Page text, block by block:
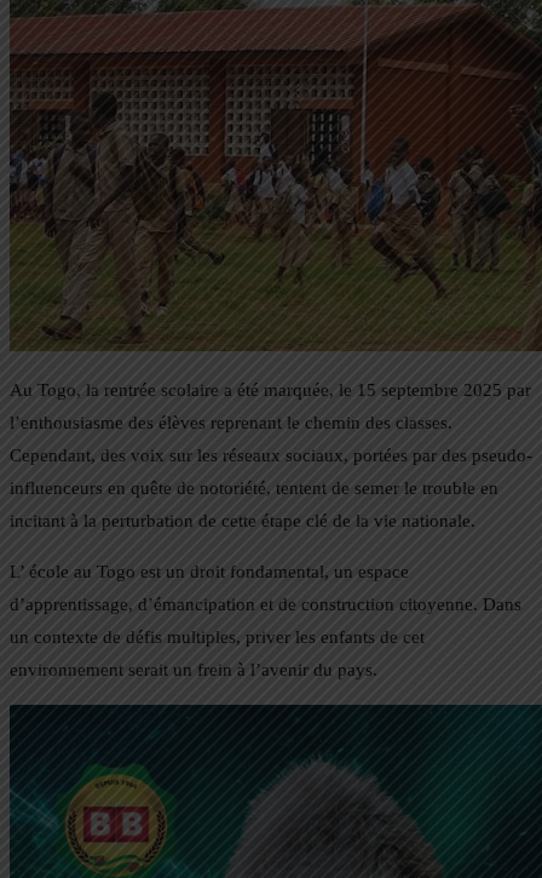
Au Togo, la rentrée scolaire a été marquée, le 15 septembre 2025 par
l’enthousiasme des élèves reprenant le chemin des classes.
Cependant, des voix sur les réseaux sociaux, portées par des pseudo-
influenceurs en quête de notoriété, tentent de semer le trouble en
incitant à la perturbation de cette étape clé de la vie nationale.
L’ école au Togo est un droit fondamental, un espace
d’apprentissage, d’émancipation et de construction citoyenne. Dans
un contexte de défis multiples, priver les enfants de cet
environnement serait un frein à l’avenir du pays.